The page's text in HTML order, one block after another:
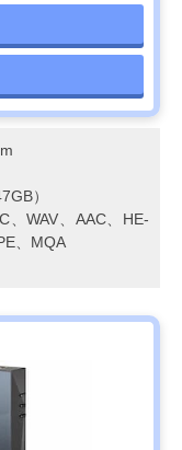
）​
、WAV、AAC、HE-
、MQA​